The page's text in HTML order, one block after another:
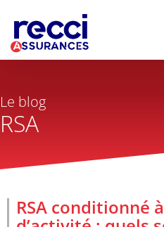
Le blog
RSA
RSA conditionné